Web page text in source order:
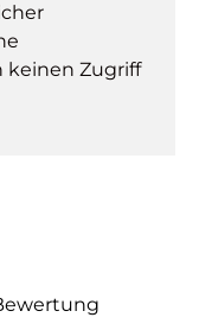
keinen Zugriff